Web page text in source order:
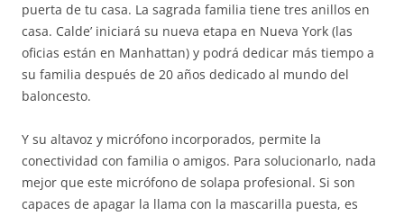
puerta de tu casa. La sagrada familia tiene tres anillos en
casa. Calde’ iniciará su nueva etapa en Nueva York (las
oficias están en Manhattan) y podrá dedicar más tiempo a
su familia después de 20 años dedicado al mundo del
baloncesto.
Y su altavoz y micrófono incorporados, permite la
conectividad con familia o amigos. Para solucionarlo, nada
mejor que este micrófono de solapa profesional. Si son
capaces de apagar la llama con la mascarilla puesta, es